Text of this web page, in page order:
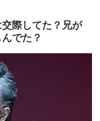
際してた？兄が
でた？